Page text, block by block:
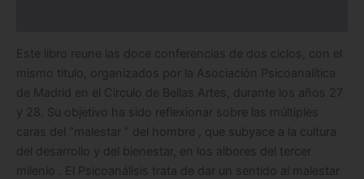
Este libro reune las doce conferencias de dos ciclos, con el
mismo titulo, organizados por la Asociación Psicoanalítica
de Madrid en el Circulo de Bellas Artes, durante los años 27
y 28. Su objetivo ha sido reflexionar sobre las múltiples
caras del “malestar ” del hombre , que subyace a la cultura
del desarrollo y del bienestar, en los albores del tercer
milenio . El Psicoanálisis trata de dar un sentido al malestar